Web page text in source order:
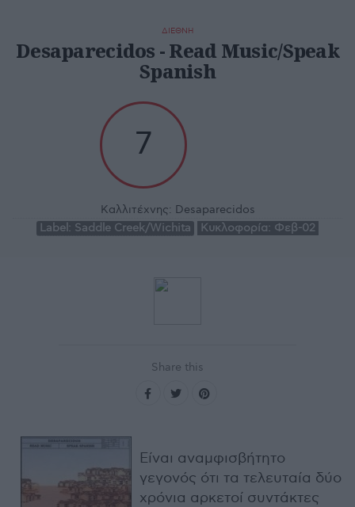
ΔΙΕΘΝΗ
Desaparecidos - Read Music/Speak
Spanish
7
Καλλιτέχνης: Desaparecidos
Label: Saddle Creek/Wichita Κυκλοφορία: Φεβ-02
Share this
Είναι αναμφισβήτητο
γεγονός ότι τα τελευταία δύο
χρόνια αρκετοί συντάκτες